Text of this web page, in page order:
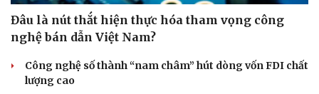
Đâu là nút thắt hiện thực hóa tham vọng công
nghệ bán dẫn Việt Nam?
Công nghệ số thành “nam châm” hút dòng vốn FDI chất
lượng cao